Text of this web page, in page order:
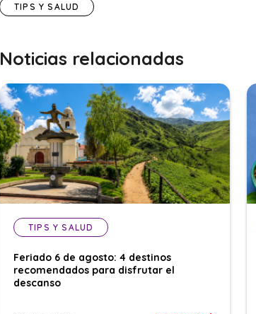
TIPS Y SALUD
Noticias relacionadas
TIPS Y SALUD
Feriado 6 de agosto: 4 destinos
recomendados para disfrutar el
descanso